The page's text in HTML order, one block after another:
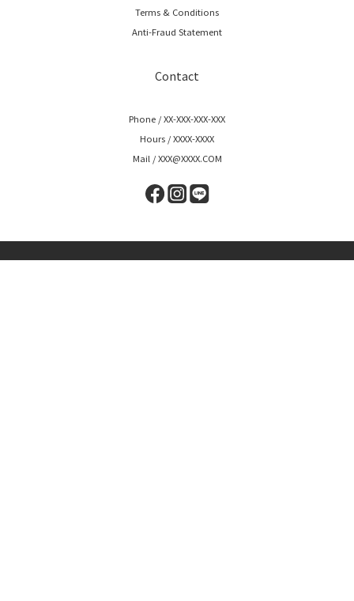
Terms & Conditions
Anti-Fraud Statement
Contact
Phone / XX-XXX-XXX-XXX
Hours / XXXX-XXXX
Mail / XXX@XXXX.COM